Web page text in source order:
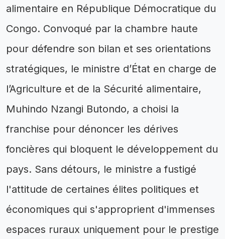
alimentaire en République Démocratique du
Congo. Convoqué par la chambre haute
pour défendre son bilan et ses orientations
stratégiques, le ministre d’État en charge de
l’Agriculture et de la Sécurité alimentaire,
Muhindo Nzangi Butondo, a choisi la
franchise pour dénoncer les dérives
foncières qui bloquent le développement du
pays. Sans détours, le ministre a fustigé
l'attitude de certaines élites politiques et
économiques qui s'approprient d'immenses
espaces ruraux uniquement pour le prestige